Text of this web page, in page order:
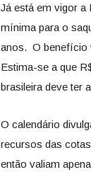
Já está em vigor a
mínima para o
anos. O benefício
Estima-se a que
brasileira deve ter
O calendário
recursos das
então valiam